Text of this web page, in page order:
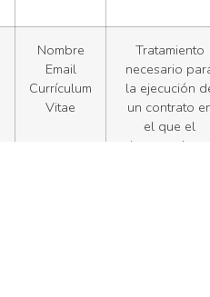
Nombre
Email
Currículum
Vitae
Tratamiento
necesario
la ejecución
un contrato
el que el
interesado es